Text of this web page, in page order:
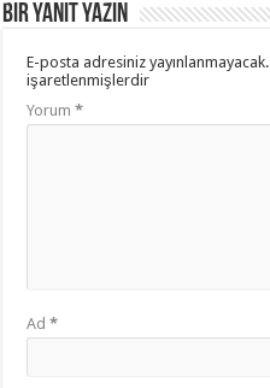
Bir yanıt yazın
E-posta adresiniz yayınlanmayacak.
işaretlenmişlerdir
Yorum*
Ad*